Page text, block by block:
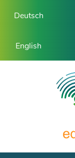
Deutsch
English